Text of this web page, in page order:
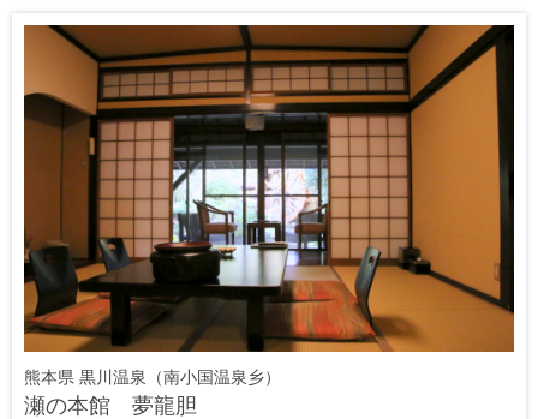
熊本県 黒川温泉（南小国温泉乡）
瀬の本館 夢龍胆